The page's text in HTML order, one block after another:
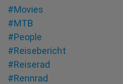
#Movies
#MTB
#People
#Reisebericht
#Reiserad
#Rennrad